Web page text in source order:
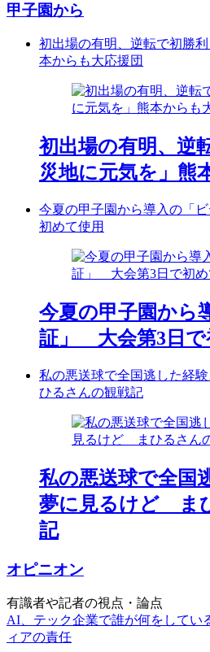
甲子園から
初出場の有明、逆転で初勝
本からも大応援団
初出場の有明、
災地に元気を」熊
今夏の甲子園から導入の「
初めて使用
今夏の甲子園から
証」 大会第3日で
私の悪送球で全国逃した経
ひるさんの観戦記
私の悪送球で全国
夢に見るけど ま
記
オピニオン
有識者や記者の視点・論点
AI、テック企業で誰が何をして
ィアの責任